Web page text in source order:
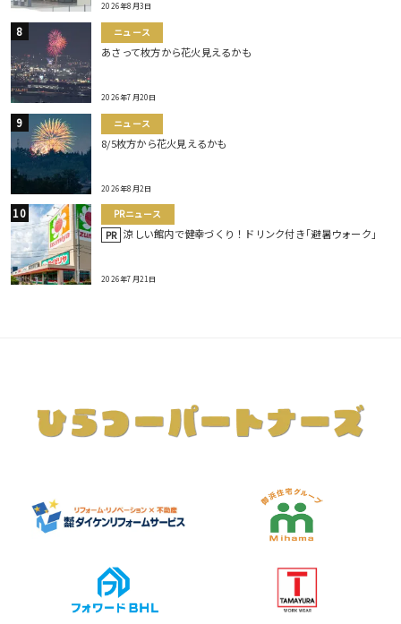
2026年8月3日
ニュース
あさって枚方から花火見えるかも
2026年7月20日
ニュース
8/5枚方から花火見えるかも
2026年8月2日
PRニュース
PR 涼しい館内で健幸づくり！ドリンク付き｢避暑ウォーク｣
2026年7月21日